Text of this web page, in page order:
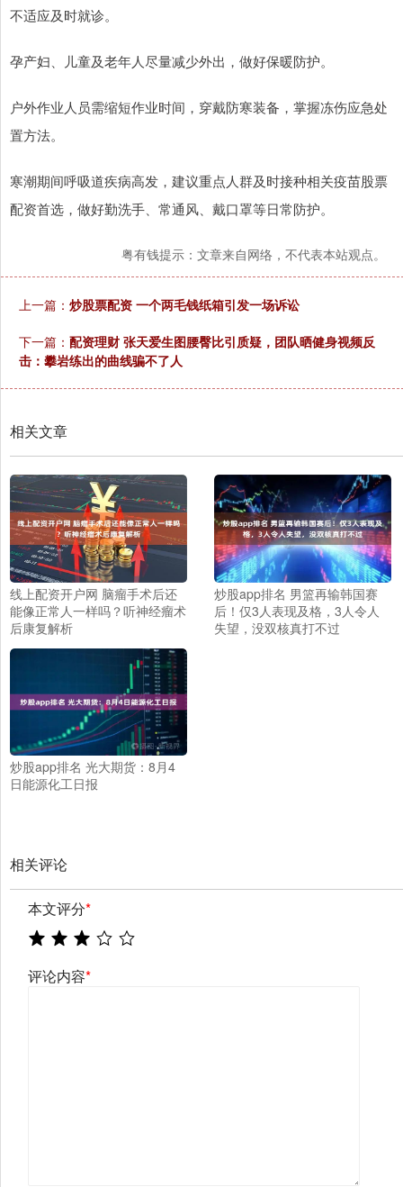
不适应及时就诊。
孕产妇、儿童及老年人尽量减少外出，做好保暖防护。
户外作业人员需缩短作业时间，穿戴防寒装备，掌握冻伤应急处
置方法。
寒潮期间呼吸道疾病高发，建议重点人群及时接种相关疫苗股票
配资首选，做好勤洗手、常通风、戴口罩等日常防护。
粤有钱提示：文章来自网络，不代表本站观点。
上一篇： 炒股票配资 一个两毛钱纸箱引发一场诉讼
下一篇： 配资理财 张天爱生图腰臀比引质疑，团队晒健身视频反
击：攀岩练出的曲线骗不了人
相关文章
线上配资开户网 脑瘤手术后还
能像正常人一样吗？听神经瘤术
后康复解析
炒股app排名 男篮再输韩国赛
后！仅3人表现及格，3人令人
失望，没双核真打不过
炒股app排名 光大期货：8月4
日能源化工日报
相关评论
本文评分*
评论内容*